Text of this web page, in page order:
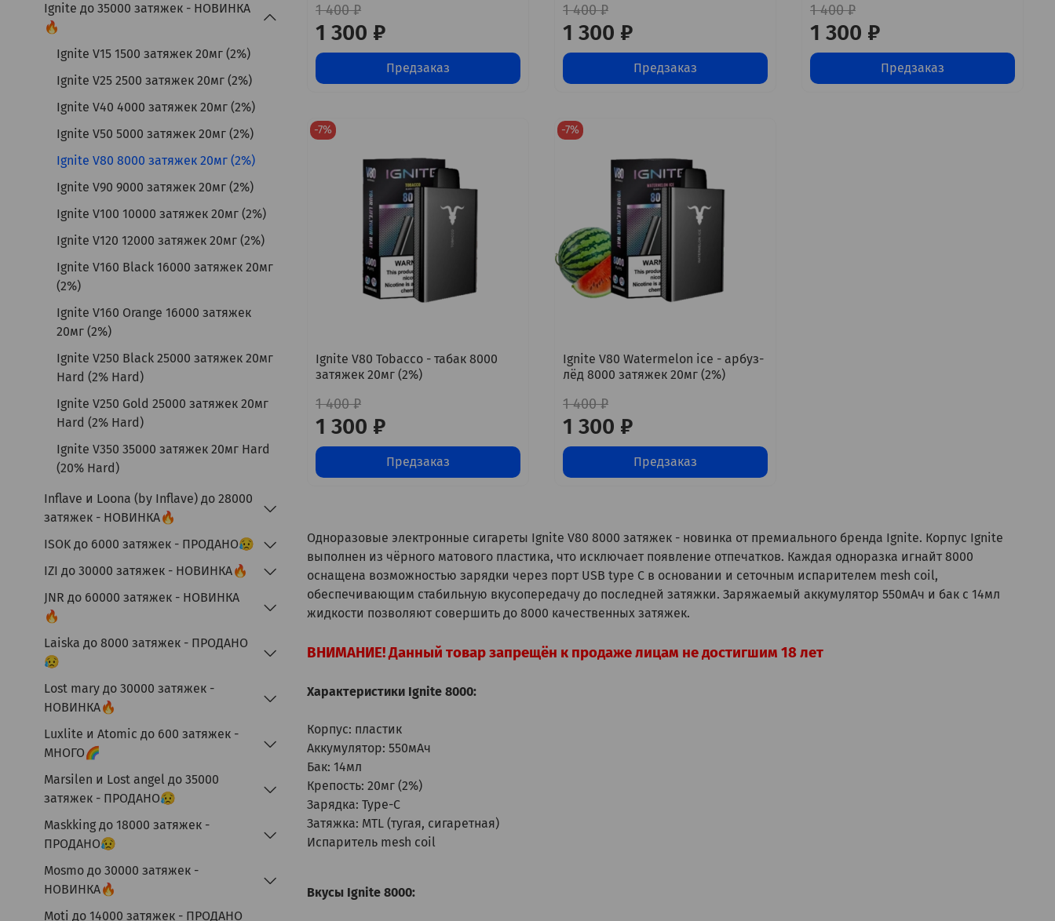
1 400 ₽
1 300 ₽
Предзаказ
1 400 ₽
1 300 ₽
Предзаказ
1 400 ₽
1 300 ₽
Предзаказ
-7%
Ignite V80 Tobacco - табак 8000
затяжек 20мг (2%)
1 400 ₽
1 300 ₽
Предзаказ
-7%
Ignite V80 Watermelon ice - арбуз-
лёд 8000 затяжек 20мг (2%)
1 400 ₽
1 300 ₽
Предзаказ
Одноразовые электронные сигареты Ignite V80 8000 затяжек - новинка от премиального бренда Ignite. Корпус Ignite
выполнен из чёрного матового пластика, что исключает появление отпечатков. Каждая одноразка игнайт 8000
оснащена возможностью зарядки через порт USB type C в основании и сеточным испарителем mesh coil,
обеспечивающим стабильную вкусопередачу до последней затяжки. Заряжаемый аккумулятор 550мАч и бак c 14мл
жидкости позволяют совершить до 8000 качественных затяжек.
ВНИМАНИЕ! Данный товар запрещён к продаже лицам не достигшим 18 лет
Характеристики Ignite 8000:
Корпус: пластик
Аккумулятор: 550мАч
Бак: 14мл
Крепость: 20мг (2%)
Зарядка: Type-C
Затяжка: MTL (тугая, сигаретная)
Испаритель mesh coil
Вкусы Ignite 8000:
Ignite до 35000 затяжек - НОВИНКА
🔥
Ignite V15 1500 затяжек 20мг (2%)
Ignite V25 2500 затяжек 20мг (2%)
Ignite V40 4000 затяжек 20мг (2%)
Ignite V50 5000 затяжек 20мг (2%)
Ignite V80 8000 затяжек 20мг (2%)
Ignite V90 9000 затяжек 20мг (2%)
Ignite V100 10000 затяжек 20мг (2%)
Ignite V120 12000 затяжек 20мг (2%)
Ignite V160 Black 16000 затяжек 20мг
(2%)
Ignite V160 Orange 16000 затяжек
20мг (2%)
Ignite V250 Black 25000 затяжек 20мг
Hard (2% Hard)
Ignite V250 Gold 25000 затяжек 20мг
Hard (2% Hard)
Ignite V350 35000 затяжек 20мг Hard
(20% Hard)
Inflave и Loona (by Inflave) до 28000
затяжек - НОВИНКА🔥
ISOK до 6000 затяжек - ПРОДАНО😥
IZI до 30000 затяжек - НОВИНКА🔥
JNR до 60000 затяжек - НОВИНКА
🔥
Laiska до 8000 затяжек - ПРОДАНО
😥
Lost mary до 30000 затяжек -
НОВИНКА🔥
Luxlite и Atomic до 600 затяжек -
МНОГО🌈
Marsilen и Lost angel до 35000
затяжек - ПРОДАНО😥
Maskking до 18000 затяжек -
ПРОДАНО😥
Mosmo до 30000 затяжек -
НОВИНКА🔥
Moti до 14000 затяжек - ПРОДАНО